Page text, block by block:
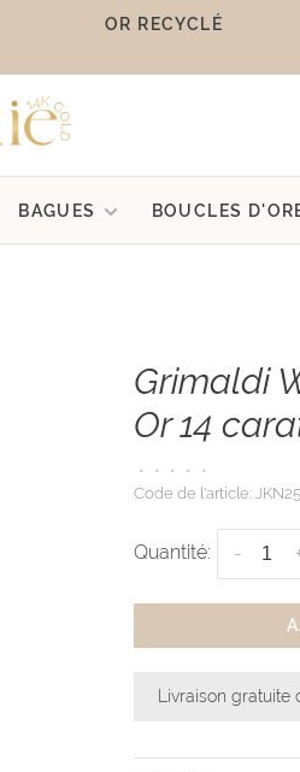
OR RECYCLÉ
BAGUES BOUCLES
Grimaldi
Or 14
• • • •
•
Code de l'article:
Quantité: -
Livraison